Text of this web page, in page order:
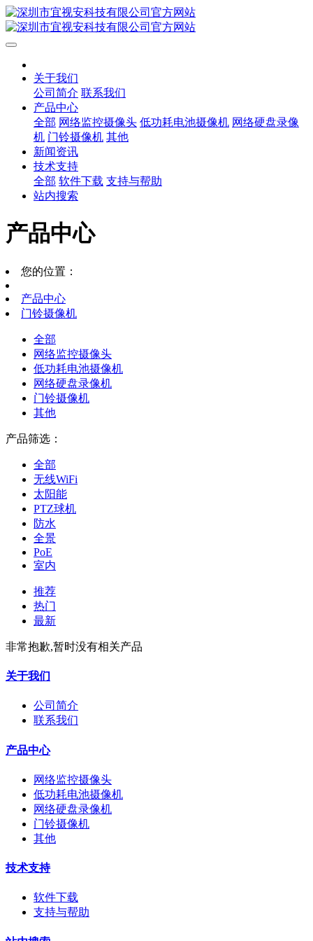
关于我们
公司简介 联系我们
产品中心
全部 网络监控摄像头 低功耗电池摄像机 网络硬盘录像
机 门铃摄像机 其他
新闻资讯
技术支持
全部 软件下载 支持与帮助
站内搜索
产品中心
您的位置：
产品中心
门铃摄像机
全部
网络监控摄像头
低功耗电池摄像机
网络硬盘录像机
门铃摄像机
其他
产品筛选：
全部
无线WiFi
太阳能
PTZ球机
防水
全景
PoE
室内
推荐
热门
最新
非常抱歉,暂时没有相关产品
关于我们
公司简介
联系我们
产品中心
网络监控摄像头
低功耗电池摄像机
网络硬盘录像机
门铃摄像机
其他
技术支持
软件下载
支持与帮助